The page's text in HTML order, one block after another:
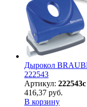
Дырокол
222543
Артикул: 222543с
416,37 руб.
В корзину